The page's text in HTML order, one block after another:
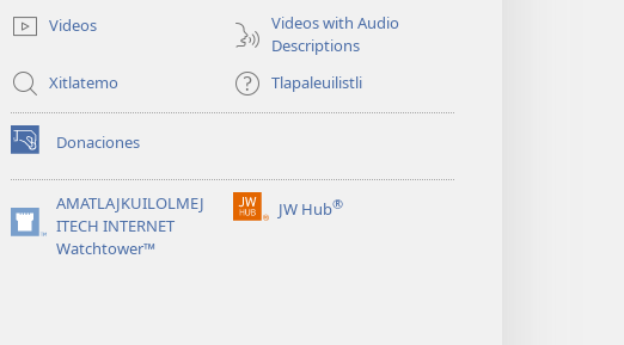
ventana)Videos
Videos with Audio
Descriptions
Xitlatemo
Tlapaleuilistli
Donaciones
(xiktlapo
okse
ventana)AMATLAJKUILOLMEJ
ITECH INTERNET
Watchtower™
(xiktlapo
JW Hub®
(xiktlapo